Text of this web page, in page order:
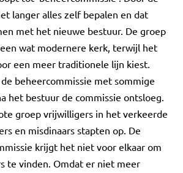
langer alles zelf bepalen en dat
met het nieuwe bestuur. De groep
wat modernere kerk, terwijl het
een meer traditionele lijn kiest.
beheercommissie met sommige
het bestuur de commissie ontsloeg.
groep vrijwilligers in het verkeerde
en misdinaars stapten op. De
krijgt het niet voor elkaar om
te vinden. Omdat er niet meer